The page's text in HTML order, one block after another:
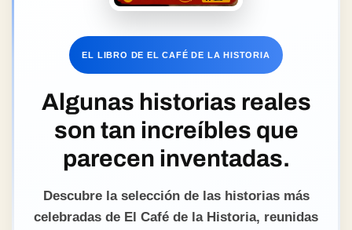
EL LIBRO DE EL CAFÉ DE LA HISTORIA
Algunas historias reales
son tan increíbles que
parecen inventadas.
Descubre la selección de las historias más
celebradas de El Café de la Historia, reunidas